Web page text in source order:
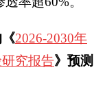
2026-2030年
究报告》预测